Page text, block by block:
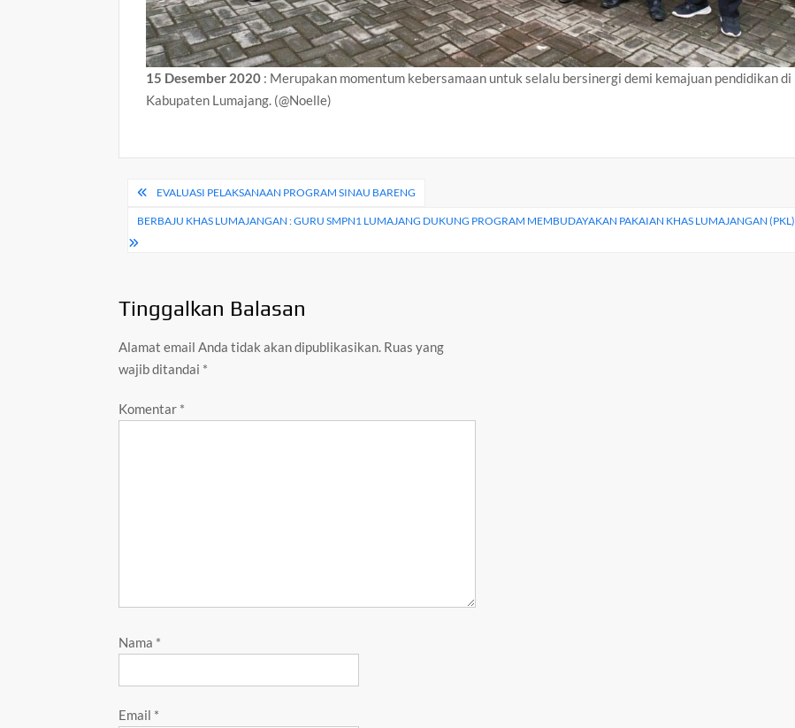
15 Desember 2020 : Merupakan momentum kebersamaan untuk selalu bersinergi demi kemajuan pendidikan di
Kabupaten Lumajang. (@Noelle)
Navigasi
pos
EVALUASI PELAKSANAAN PROGRAM SINAU BARENG
BERBAJU KHAS LUMAJANGAN : GURU SMPN1 LUMAJANG DUKUNG PROGRAM MEMBUDAYAKAN PAKAIAN KHAS LUMAJANGAN (PKL)
Tinggalkan Balasan
Alamat email Anda tidak akan dipublikasikan. Ruas yang
wajib ditandai *
Komentar *
Nama *
Email *